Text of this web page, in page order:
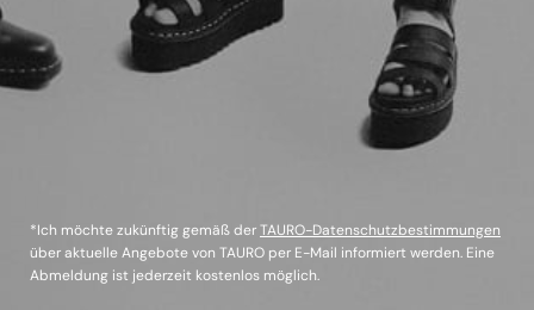
*Ich möchte zukünftig gemäß derTAURO-Datenschutzbestimmungen
über aktuelle Angebote von TAURO per E-Mail informiert werden. Eine
Abmeldung ist jederzeit kostenlos möglich.